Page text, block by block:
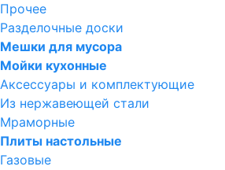
Прочее
Разделочные доски
Мешки для мусора
Мойки кухонные
Аксессуары и комплектующие
Из нержавеющей стали
Мраморные
Плиты настольные
Газовые